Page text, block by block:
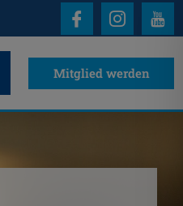
Mitglied werden